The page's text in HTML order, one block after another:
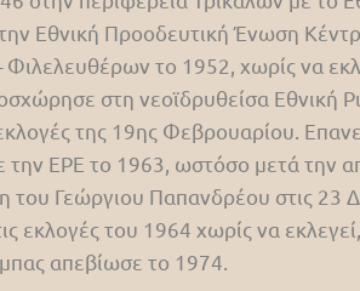
Εθνική Προοδευτική Ένωση
το 1952, χωρίς να
στη νεοϊδρυθείσα Εθνική
της 19ης Φεβρουαρίου.
την ΕΡΕ το 1963, ωστόσο μετά
του Γεώργιου Παπανδρέου στις 23
εκλογές του 1964 χωρίς να
απεβίωσε το 1974.